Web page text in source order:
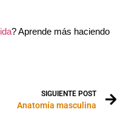
? Aprende más haciendo
SIGUIENTE POST
Anatomía masculina